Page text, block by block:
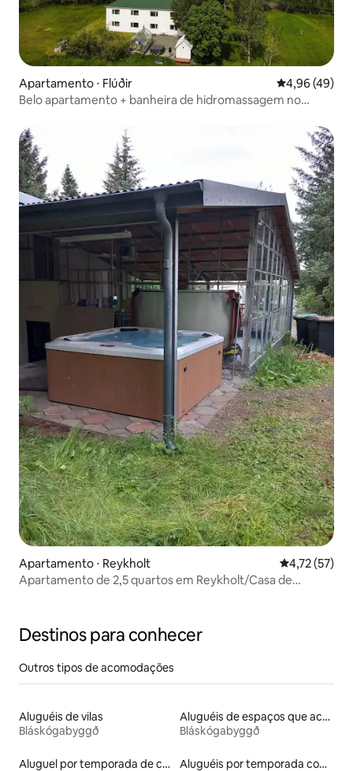
Apartamento ⋅ Flúðir 4,96 de uma
4,96 (49)
Belo apartamento + banheira de hidromassagem no
Apartamento ⋅ Reykholt 4,72 de uma
4,72 (57)
Apartamento de 2,5 quartos em Reykholt/Casa de
Destinos para conhecer
Outros tipos de acomodações
Aluguéis de vilas
Bláskógabyggð
Aluguéis de espaços que aceitam animais de estimação
Bláskógabyggð
Aluguel por temporada de casas de hóspedes
Aluguéis por temporada com banheira de hidromassagem